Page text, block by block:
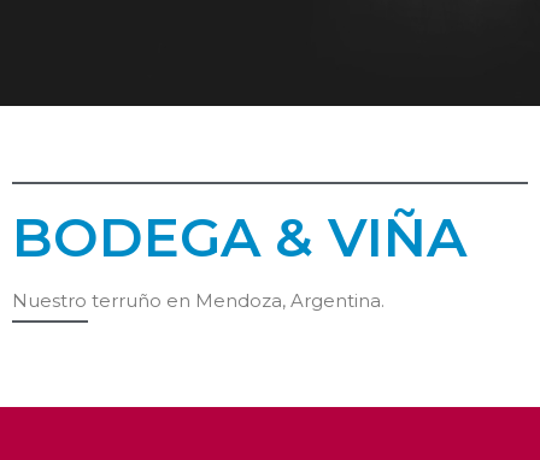
BODEGA & VIÑA
Nuestro terruño en Mendoza, Argentina.